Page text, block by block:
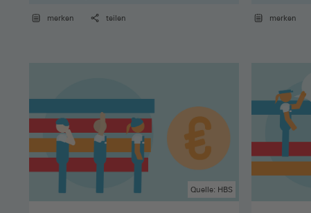
merken teilen merken
Quelle: HBS